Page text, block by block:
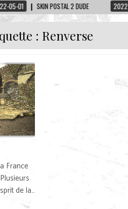
SKIN POSTAL 2 DUDE 2022-03-24
: Renverse
France
de la…